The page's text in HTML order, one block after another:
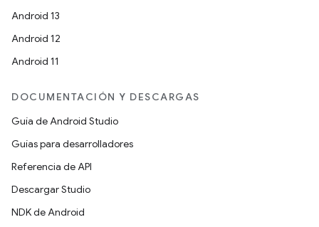
Android 13
Android 12
Android 11
DOCUMENTACIÓN Y DESCARGAS
Guía de Android Studio
Guías para desarrolladores
Referencia de API
Descargar Studio
NDK de Android